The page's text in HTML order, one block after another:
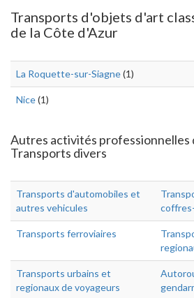
Transports d'objets d'art
de la Côte d'Azur
La Roquette-sur-Siagne(1)
Nice(1)
Autres activités professionnelles
Transports divers
Transports d'automobiles et
autres vehicules
Transports ferroviaires
Transports urbains et
regionaux de voyageurs